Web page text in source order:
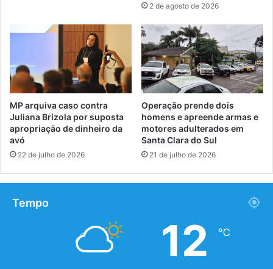
2 de agosto de 2026
MP arquiva caso contra
Juliana Brizola por suposta
apropriação de dinheiro da
avó
22 de julho de 2026
Operação prende dois
homens e apreende armas e
motores adulterados em
Santa Clara do Sul
21 de julho de 2026
Tempo
12 ℃